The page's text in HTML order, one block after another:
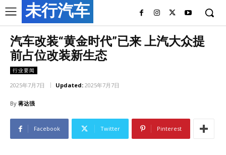
未行汽车
汽车改装“黄金时代”已来 上汽大众提
前占位改装新生态
行业要闻
2025年7月7日 Updated: 2025年7月7日
By 蒋达强
Facebook Twitter Pinterest